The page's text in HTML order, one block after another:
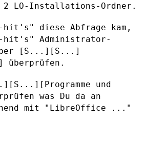
2 LO-Installations-Ordner.
hit's" diese Abfrage kam,
hit's" Administrator-
[S...][S...]
überprüfen.
und
was Du da an
mit "LibreOffice ..."